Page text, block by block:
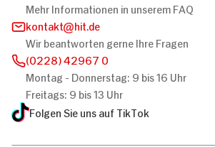
Mehr Informationen in unserem FAQ
kontakt
hit.de
Wir beantworten gerne Ihre Fragen
(0228) 42967 0
Montag - Donnerstag: 9 bis 16 Uhr
Freitags: 9 bis 13 Uhr
Folgen Sie uns auf TikTok